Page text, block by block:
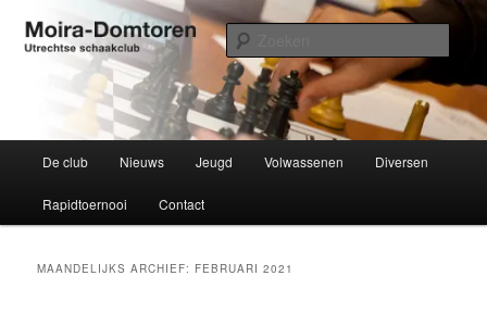
naar
naar
Moira-Domtoren
Utrechtse schaakclub opgericht 1934
De club Nieuws Jeugd Volwassenen Diversen
Rapidtoernooi Contact
MAANDELIJKS ARCHIEF: FEBRUARI 2021